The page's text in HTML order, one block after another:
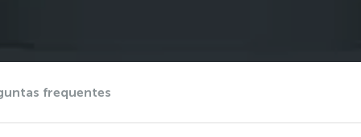
frequentes